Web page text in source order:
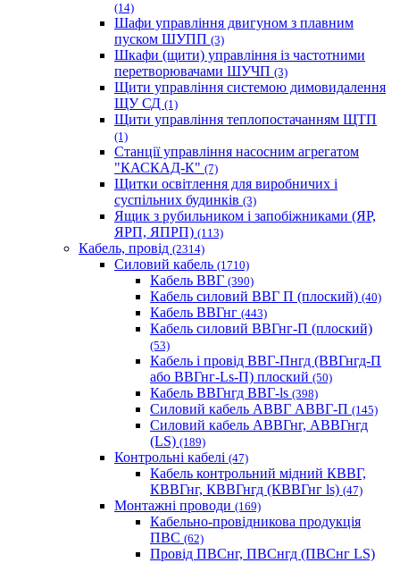
(14)
Шафи управління двигуном з плавним
пуском ШУПП (3)
Шкафи (щити) управління із частотними
перетворювачами ШУЧП (3)
Щити управління системою димовидалення
ЩУ СД (1)
Щити управління теплопостачанням ЩТП
(1)
Станції управління насосним агрегатом
"КАСКАД-К" (7)
Щитки освітлення для виробничих і
суспільних будинків (3)
Ящик з рубильником і запобіжниками (ЯР,
ЯРП, ЯПРП) (113)
Кабель, провід (2314)
Силовий кабель (1710)
Кабель ВВГ (390)
Кабель силовий ВВГ П (плоский) (40)
Кабель ВВГнг (443)
Кабель силовий ВВГнг-П (плоский)
(53)
Кабель і провід ВВГ-Пнгд (ВВГнгд-П
або ВВГнг-Ls-П) плоский (50)
Кабель ВВГнгд ВВГ-ls (398)
Силовий кабель АВВГ АВВГ-П (145)
Силовий кабель АВВГнг, АВВГнгд
(LS) (189)
Контрольні кабелі (47)
Кабель контрольний мідний КВВГ,
КВВГнг, КВВГнгд (КВВГнг ls) (47)
Монтажні проводи (169)
Кабельно-провідникова продукція
ПВС (62)
Провід ПВСнг, ПВСнгд (ПВСнг LS)